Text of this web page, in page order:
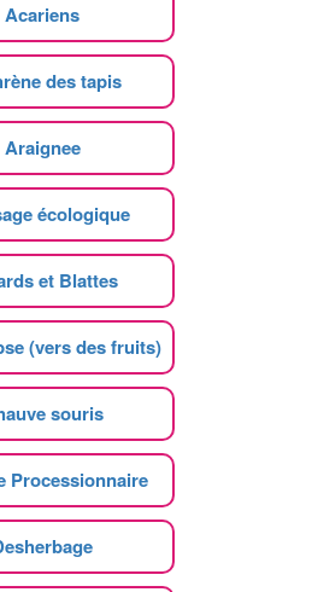
Acariens
des tapis
Araignee
écologique
et Blattes
(vers des fruits)
souris
Processionnaire